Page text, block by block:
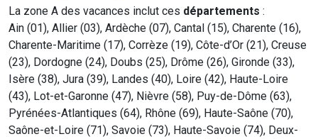
La zone A des vacances inclut ces départements :
Ain (01), Allier (03), Ardèche (07), Cantal (15), Charente (16),
Charente-Maritime (17), Corrèze (19), Côte-d’Or (21), Creuse
(23), Dordogne (24), Doubs (25), Drôme (26), Gironde (33),
Isère (38), Jura (39), Landes (40), Loire (42), Haute-Loire
(43), Lot-et-Garonne (47), Nièvre (58), Puy-de-Dôme (63),
Pyrénées-Atlantiques (64), Rhône (69), Haute-Saône (70),
Saône-et-Loire (71), Savoie (73), Haute-Savoie (74), Deux-